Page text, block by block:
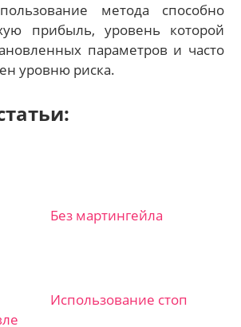
метода способно
прибыль, уровень которой
параметров и часто
уровню риска.
Без мартингейла
Использование стоп